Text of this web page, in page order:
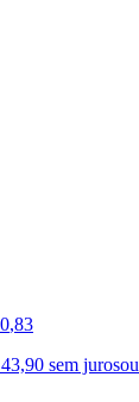
,83
sem jurosou